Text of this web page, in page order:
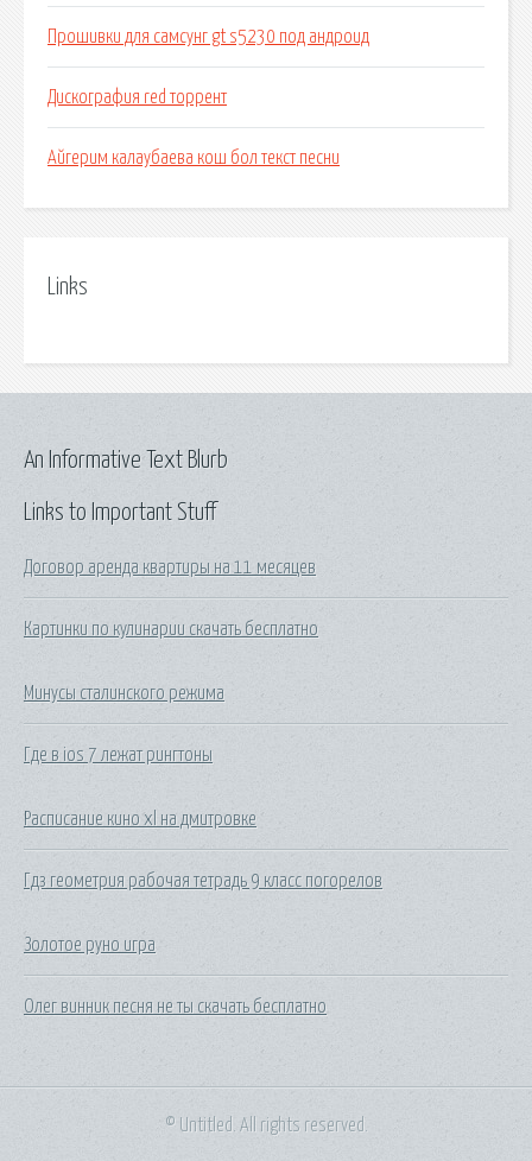
Прошивки для самсунг gt s5230 под андроид
Дискография red торрент
Айгерим калаубаева кош бол текст песни
Links
Links to Important Stuff
Договор аренда квартиры на 11 месяцев
Картинки по кулинарии скачать бесплатно
Минусы сталинского режима
Где в ios 7 лежат рингтоны
Расписание кино xl на дмитровке
Гдз геометрия рабочая тетрадь 9 класс погорелов
Золотое руно игра
Олег винник песня не ты скачать бесплатно
An Informative Text Blurb
© Untitled. All rights reserved.